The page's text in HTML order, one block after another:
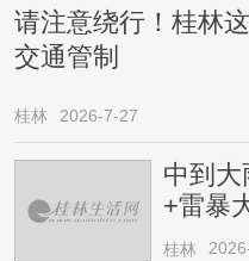
请注意绕行！桂林
交通管制
桂林 2026-7-27
中到大
+雷暴
请注意
桂林